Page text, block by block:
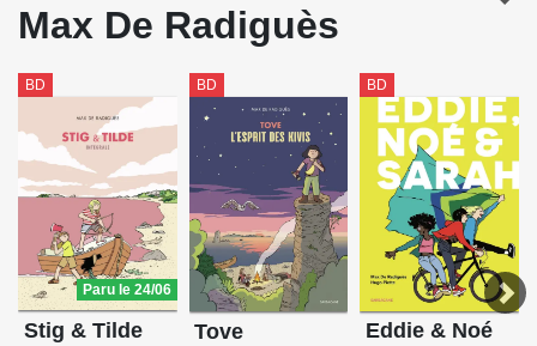
Max De Radiguès
BD
Paru le 24/06
Stig & Tilde
BD
Tove
BD
Eddie & Noé